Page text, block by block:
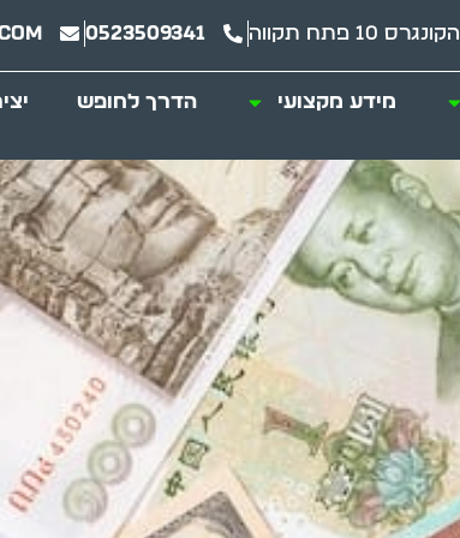
הקונגרס 10 פתח תקווה 0523509341
מידע מקצועי הדרך לחופש